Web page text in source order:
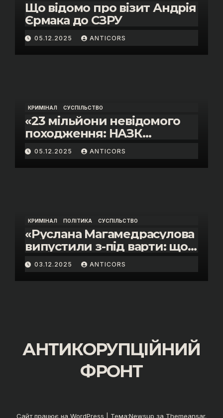
Що відомо про візит Андрія
Єрмака до СЗРУ
05.12.2025 ANTICORS
КРИМІНАЛ СУСПІЛЬСТВО
«23 мільйони невідомого
походження: НАЗК
викрило розкішне життя
інспектора митниці “Тиса”
Василя Пупени»
05.12.2025 ANTICORS
КРИМІНАЛ ПОЛІТИКА СУСПІЛЬСТВО
«Руслана Магамедрасулова
випустили з-під варти: що
відбувалось у залі суду»
03.12.2025 ANTICORS
АНТИКОРУПЦІЙНИЙ
ФРОНТ
Сайт працює на WordPress Тема:Newsup за Themeansar.